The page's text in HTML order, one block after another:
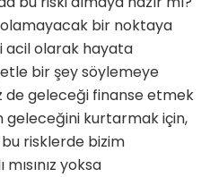
bir noktaya
acil olarak hayata
bir şey söylemeye
de geleceği finanse etmek
kurtarmak için,
risklerde bizim
mısınız yoksa